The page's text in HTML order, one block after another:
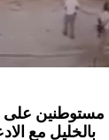
مستوطنين على
بالخليل مع